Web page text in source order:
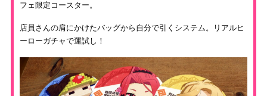
フェ限定コースター。
店員さんの肩にかけたバッグから自分で引くシステム。リアルヒ
ーローガチャで運試し！